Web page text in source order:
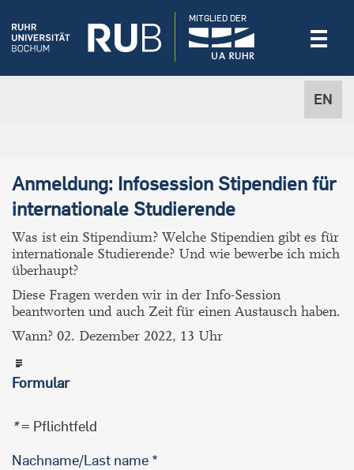
EN
MITGLIED DER
Anmeldung: Infosession Stipendien für
internationale Studierende
Was ist ein Stipendium? Welche Stipendien gibt es für
internationale Studierende? Und wie bewerbe ich mich
überhaupt?
Diese Fragen werden wir in der Info-Session
beantworten und auch Zeit für einen Austausch haben.
Wann? 02. Dezember 2022, 13 Uhr
Formular
*= Pflichtfeld
Nachname/Last name